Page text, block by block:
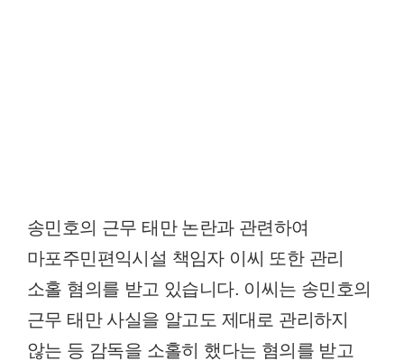
송민호의 근무 태만 논란과 관련하여
마포주민편익시설 책임자 이씨 또한 관리
소홀 혐의를 받고 있습니다. 이씨는 송민호의
근무 태만 사실을 알고도 제대로 관리하지
않는 등 감독을 소홀히 했다는 혐의를 받고